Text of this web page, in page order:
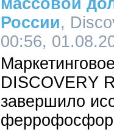
массовой
России,
00:56,
DISCOVERY
завершило